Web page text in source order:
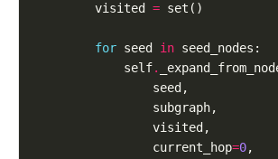
        visited
=
for seed in
            self
.
                current_hop
=0